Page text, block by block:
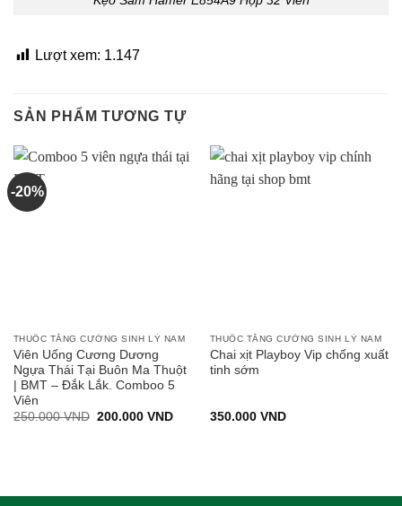
Lượt xem: 1.147
SẢN PHẨM TƯƠNG TỰ
-20%
THUỐC TĂNG CƯỜNG SINH LÝ NAM
Viên Uống Cương Dương
Ngựa Thái Tại Buôn Ma Thuột
| BMT – Đắk Lắk. Comboo 5
Viên
250.000VND Giá
200.000 VNDGiá
THUỐC TĂNG CƯỜNG SINH LÝ NAM
Chai xịt Playboy Vip chống xuất
tinh sớm
350.000 VND